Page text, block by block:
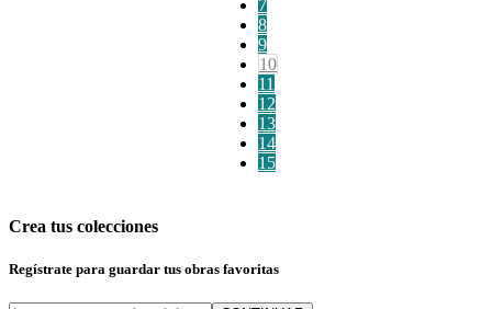
7
8
9
10
11
12
13
14
15
Crea tus colecciones
Regístrate para guardar tus obras favoritas